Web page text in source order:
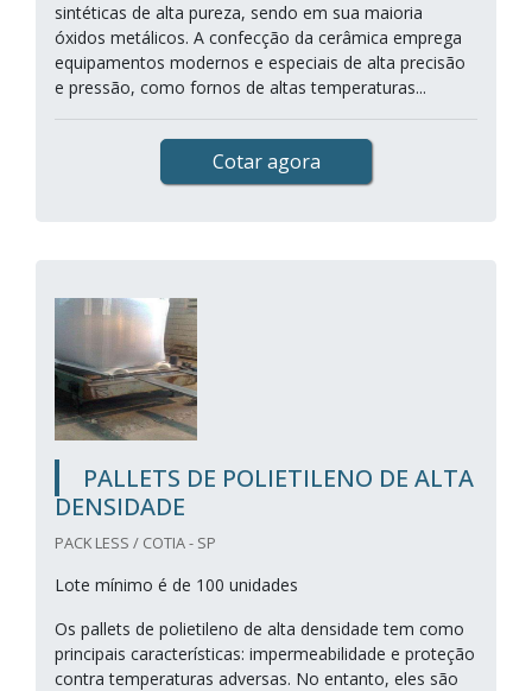
sintéticas de alta pureza, sendo em sua maioria
óxidos metálicos. A confecção da cerâmica emprega
equipamentos modernos e especiais de alta precisão
e pressão, como fornos de altas temperaturas...
Cotar agora
PALLETS DE POLIETILENO DE ALTA
DENSIDADE
PACK LESS / COTIA - SP
Lote mínimo é de 100 unidades
Os pallets de polietileno de alta densidade tem como
principais características: impermeabilidade e proteção
contra temperaturas adversas. No entanto, eles são